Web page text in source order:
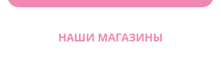
НАШИ МАГАЗИНЫ